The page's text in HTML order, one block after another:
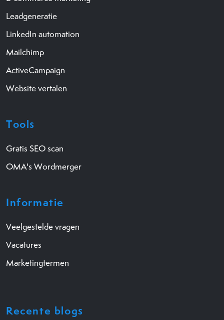
Leadgeneratie
LinkedIn automation
Mailchimp
ActiveCampaign
Website vertalen
Tools
Gratis SEO scan
OMA's Wordmerger
Informatie
Veelgestelde vragen
Vacatures
Marketingtermen
Recente blogs